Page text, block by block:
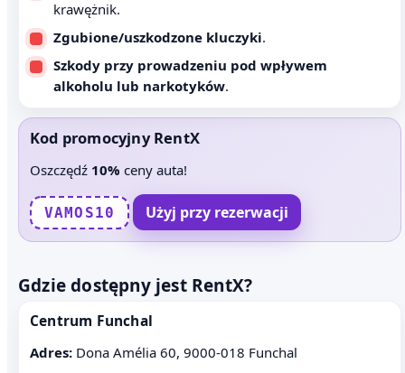
krawężnik.
Zgubione/uszkodzone kluczyki.
Szkody przy prowadzeniu pod wpływem
alkoholu lub narkotyków.
Kod promocyjny RentX
Oszczędź 10% ceny auta!
VAMOS10 Użyj przy rezerwacji
Gdzie dostępny jest RentX?
Centrum Funchal
Adres: Dona Amélia 60, 9000-018 Funchal